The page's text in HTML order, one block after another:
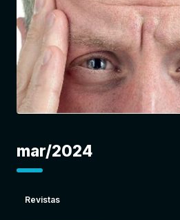
mar/2024
Revistas